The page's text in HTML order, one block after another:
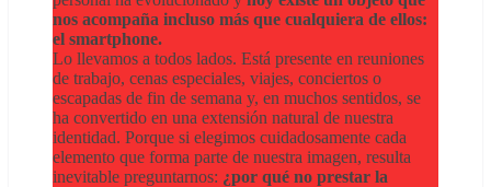
nos acompaña incluso más que cualquiera de ellos:
el smartphone.
Lo llevamos a todos lados. Está presente en reuniones
de trabajo, cenas especiales, viajes, conciertos o
escapadas de fin de semana y, en muchos sentidos, se
ha convertido en una extensión natural de nuestra
identidad. Porque si elegimos cuidadosamente cada
elemento que forma parte de nuestra imagen, resulta
inevitable preguntarnos: ¿por qué no prestar la